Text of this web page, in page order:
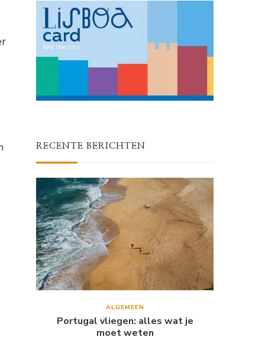
RECENTE BERICHTEN
ALGEMEEN
Portugal vliegen: alles wat je
moet weten